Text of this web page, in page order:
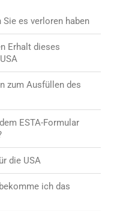
es verloren haben
Erhalt dieses
zum Ausfüllen des
ESTA-Formular
die USA
ich das